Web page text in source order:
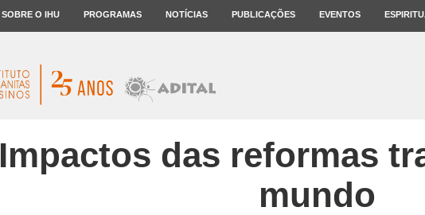
SOBRE O IHU PROGRAMAS NOTÍCIAS PUBLICAÇÕES EVENTOS
Impactos das reformas
mundo